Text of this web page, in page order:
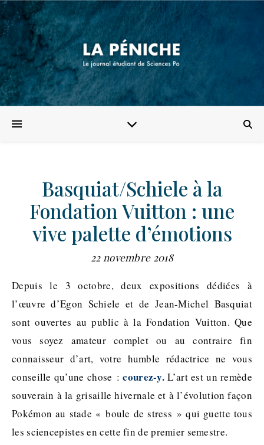
Basquiat/Schiele à la
Fondation Vuitton : une
vive palette d’émotions
22 novembre 2018
Depuis le 3 octobre, deux expositions dédiées à
l’œuvre d’Egon Schiele et de Jean-Michel Basquiat
sont ouvertes au public à la Fondation Vuitton. Que
vous soyez amateur complet ou au contraire fin
connaisseur d’art, votre humble rédactrice ne vous
conseille qu’une chose :courez-y. L’art est un remède
souverain à la grisaille hivernale et à l’évolution façon
Pokémon au stade « boule de stress » qui guette tous
les sciencepistes en cette fin de premier semestre.